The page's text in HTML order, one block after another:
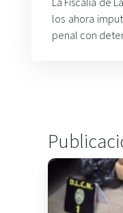
los ahora
penal con